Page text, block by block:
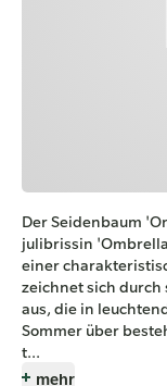
Der Seidenbaum
julibrissin
einer
zeichnet sich
aus, die in
Sommer über
t...
mehr